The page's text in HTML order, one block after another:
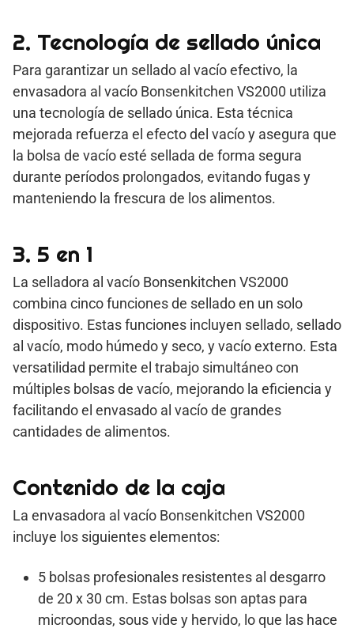
2. Tecnología de sellado única
Para garantizar un sellado al vacío efectivo, la
envasadora al vacío Bonsenkitchen VS2000 utiliza
una tecnología de sellado única. Esta técnica
mejorada refuerza el efecto del vacío y asegura que
la bolsa de vacío esté sellada de forma segura
durante períodos prolongados, evitando fugas y
manteniendo la frescura de los alimentos.
3. 5 en 1
La selladora al vacío Bonsenkitchen VS2000
combina cinco funciones de sellado en un solo
dispositivo. Estas funciones incluyen sellado, sellado
al vacío, modo húmedo y seco, y vacío externo. Esta
versatilidad permite el trabajo simultáneo con
múltiples bolsas de vacío, mejorando la eficiencia y
facilitando el envasado al vacío de grandes
cantidades de alimentos.
Contenido de la caja
La envasadora al vacío Bonsenkitchen VS2000
incluye los siguientes elementos:
5 bolsas profesionales resistentes al desgarro
de 20 x 30 cm. Estas bolsas son aptas para
microondas, sous vide y hervido, lo que las hace